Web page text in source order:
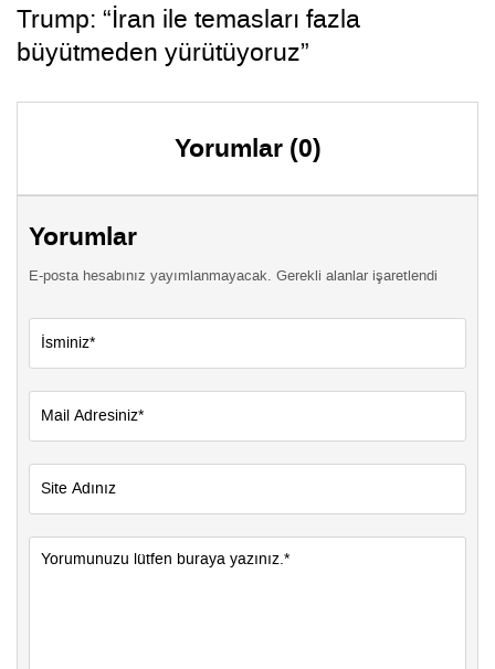
Trump: “İran ile temasları fazla
büyütmeden yürütüyoruz”
Yorumlar (0)
Yorumlar
E-posta hesabınız yayımlanmayacak. Gerekli alanlar işaretlendi